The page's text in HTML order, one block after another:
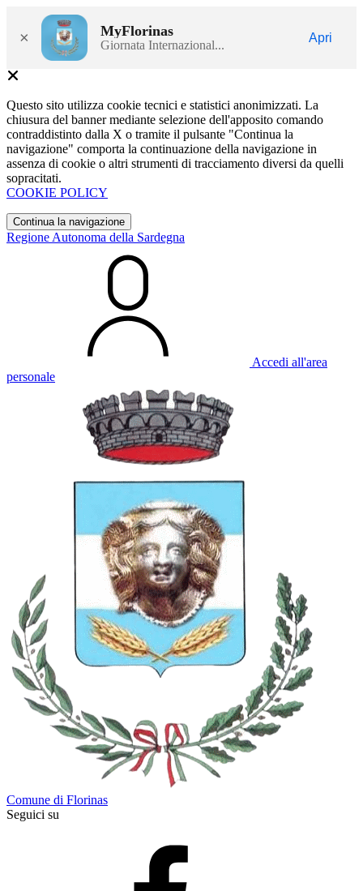
× MyFlorinas
Giornata Internazional...
Apri
Questo sito utilizza cookie tecnici e statistici anonimizzati. La
chiusura del banner mediante selezione dell'apposito comando
contraddistinto dalla X o tramite il pulsante "Continua la
navigazione" comporta la continuazione della navigazione in
assenza di cookie o altri strumenti di tracciamento diversi da quelli
sopracitati.
COOKIE POLICY
Continua la navigazione
Regione Autonoma della Sardegna
Accedi all'area
personale
Comune di Florinas
Seguici su